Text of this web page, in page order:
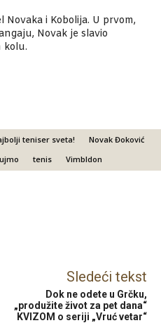
i Kobolija. U prvom,
Novak je slavio
kolu.
teniser sveta!
Novak Đoković
tenis Vimbldon
Sledeći tekst
Dok ne odete u Grčku,
„produžite život za pet dana“
KVIZOM o seriji „Vruć vetar“